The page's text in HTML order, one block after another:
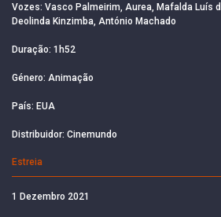
Vozes: Vasco Palmeirim, Aurea, Mafalda Luís
Deolinda Kinzimba, António Machado
Duração: 1h52
Género: Animação
País: EUA
Distribuidor: Cinemundo
Estreia
1 Dezembro 2021